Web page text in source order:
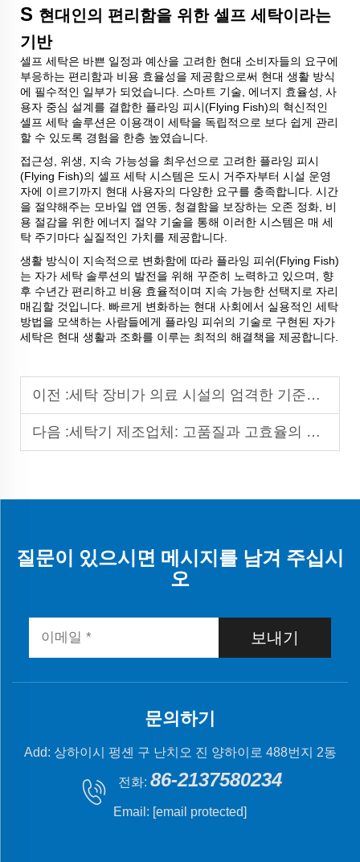
S 현대인의 편리함을 위한 셀프 세탁이라는
기반
셀프 세탁은 바쁜 일정과 예산을 고려한 현대 소비자들의 요구에
부응하는 편리함과 비용 효율성을 제공함으로써 현대 생활 방식
에 필수적인 일부가 되었습니다. 스마트 기술, 에너지 효율성, 사
용자 중심 설계를 결합한 플라잉 피시(Flying Fish)의 혁신적인
셀프 세탁 솔루션은 이용객이 세탁을 독립적으로 보다 쉽게 관리
할 수 있도록 경험을 한층 높였습니다.
접근성, 위생, 지속 가능성을 최우선으로 고려한 플라잉 피시
(Flying Fish)의 셀프 세탁 시스템은 도시 거주자부터 시설 운영
자에 이르기까지 현대 사용자의 다양한 요구를 충족합니다. 시간
을 절약해주는 모바일 앱 연동, 청결함을 보장하는 오존 정화, 비
용 절감을 위한 에너지 절약 기술을 통해 이러한 시스템은 매 세
탁 주기마다 실질적인 가치를 제공합니다.
생활 방식이 지속적으로 변화함에 따라 플라잉 피쉬(Flying Fish)
는 자가 세탁 솔루션의 발전을 위해 꾸준히 노력하고 있으며, 향
후 수년간 편리하고 비용 효율적이며 지속 가능한 선택지로 자리
매김할 것입니다. 빠르게 변화하는 현대 사회에서 실용적인 세탁
방법을 모색하는 사람들에게 플라잉 피쉬의 기술로 구현된 자가
세탁은 현대 생활과 조화를 이루는 최적의 해결책을 제공합니다.
이전 :세탁 장비가 의료 시설의 엄격한 기준을 충족할 수 있는 방법은 무엇인가?
다음 :세탁기 제조업체: 고품질과 고효율의 세탁 운영 솔루션 제공
질문이 있으시면 메시지를 남겨 주십시
오
보내기
문의하기
Add: 상하이시 펑셴 구 난치오 진 양하이로 488번지 2동
전화: 86-2137580234
Email: [email protected]